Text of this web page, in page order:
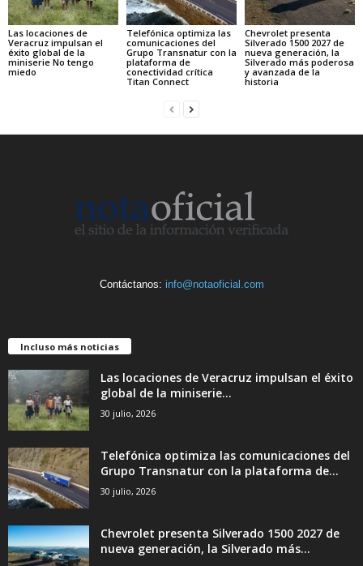
Las locaciones de
Veracruz impulsan el
éxito global de la
miniserie No tengo
miedo
Telefónica optimiza las
comunicaciones del
Grupo Transnatur con la
plataforma de
conectividad crítica
Titan Connect
Chevrolet presenta
Silverado 1500 2027 de
nueva generación, la
Silverado más poderosa
y avanzada de la
historia
Contáctanos: info@notaoficial.com
Incluso más noticias
Las locaciones de Veracruz impulsan el éxito
global de la miniserie...
30 julio, 2026
Telefónica optimiza las comunicaciones del
Grupo Transnatur con la plataforma de...
30 julio, 2026
Chevrolet presenta Silverado 1500 2027 de
nueva generación, la Silverado más...